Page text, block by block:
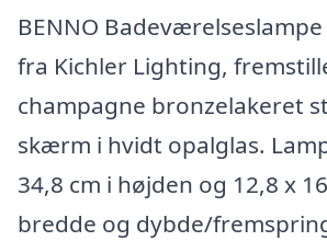
BENNO
fra Kichler Lighting,
champagne bronzelakeret
skærm i hvidt opalglas.
34,8 cm i højden og 12,8 x
bredde og dybde/